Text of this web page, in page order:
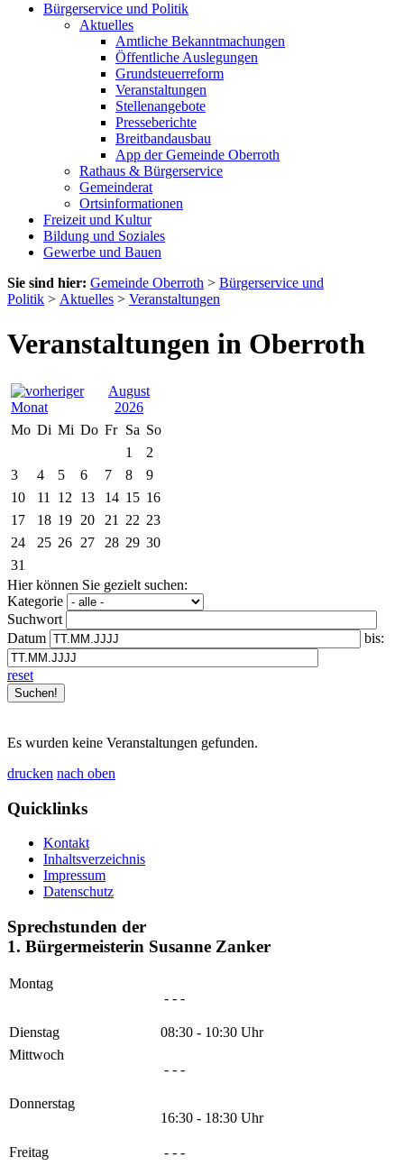
Bürgerservice und Politik
Aktuelles
Amtliche Bekanntmachungen
Öffentliche Auslegungen
Grundsteuerreform
Veranstaltungen
Stellenangebote
Presseberichte
Breitbandausbau
App der Gemeinde Oberroth
Rathaus & Bürgerservice
Gemeinderat
Ortsinformationen
Freizeit und Kultur
Bildung und Soziales
Gewerbe und Bauen
Sie sind hier: Gemeinde Oberroth > Bürgerservice und
Politik > Aktuelles > Veranstaltungen
Veranstaltungen in Oberroth
August
2026
Mo Di Mi Do Fr Sa So
1
2
3
4 5 6 7 8
9
10
11 12 13 14 15 16
17
18 19 20 21 22 23
24
25 26 27 28 29 30
31
Hier können Sie gezielt suchen:
Kategorie
Suchwort
Datum
bis:
reset
Es wurden keine Veranstaltungen gefunden.
drucken nach oben
Quicklinks
Kontakt
Inhaltsverzeichnis
Impressum
Datenschutz
Sprechstunden der
1. Bürgermeisterin Susanne Zanker
Montag
- - -
Dienstag
08:30 - 10:30 Uhr
Mittwoch
- - -
Donnerstag
16:30 - 18:30 Uhr
Freitag
- - -